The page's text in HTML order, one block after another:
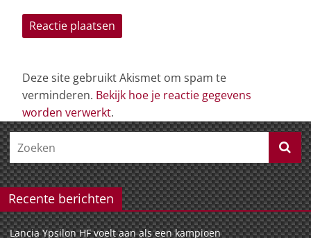
Deze site gebruikt Akismet om spam te
verminderen. Bekijk hoe je reactie gegevens
worden verwerkt.
Recente berichten
Lancia Ypsilon HF voelt aan als een kampioen